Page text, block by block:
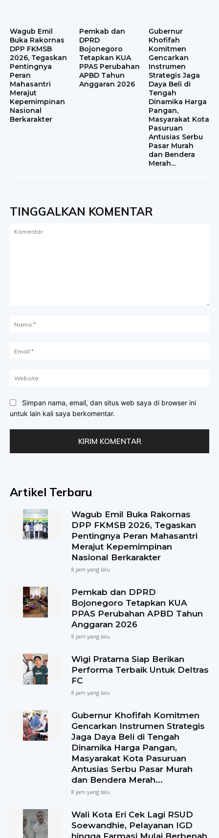
Wagub Emil
Buka Rakornas
DPP FKMSB
2026, Tegaskan
Pentingnya
Peran
Mahasantri
Merajut
Kepemimpinan
Nasional
Berkarakter
Pemkab dan
DPRD
Bojonegoro
Tetapkan KUA
PPAS Perubahan
APBD Tahun
Anggaran 2026
Gubernur
Khofifah
Komitmen
Gencarkan
Instrumen
Strategis Jaga
Daya Beli di
Tengah
Dinamika Harga
Pangan,
Masyarakat Kota
Pasuruan
Antusias Serbu
Pasar Murah
dan Bendera
Merah...
TINGGALKAN KOMENTAR
Simpan nama, email, dan situs web saya di browser ini
untuk lain kali saya berkomentar.
Artikel Terbaru
Wagub Emil Buka Rakornas
DPP FKMSB 2026, Tegaskan
Pentingnya Peran Mahasantri
Merajut Kepemimpinan
Nasional Berkarakter
8 jam yang lalu
Pemkab dan DPRD
Bojonegoro Tetapkan KUA
PPAS Perubahan APBD Tahun
Anggaran 2026
8 jam yang lalu
Wigi Pratama Siap Berikan
Performa Terbaik Untuk Deltras
FC
8 jam yang lalu
Gubernur Khofifah Komitmen
Gencarkan Instrumen Strategis
Jaga Daya Beli di Tengah
Dinamika Harga Pangan,
Masyarakat Kota Pasuruan
Antusias Serbu Pasar Murah
dan Bendera Merah...
8 jam yang lalu
Wali Kota Eri Cek Lagi RSUD
Soewandhie, Pelayanan IGD
hingga Farmasi Mulai Berbenah